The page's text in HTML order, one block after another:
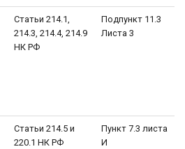
Статьи 214.1,
214.3, 214.4, 214.9
НК РФ
Подпункт 11.3
Листа 3
Статьи 214.5 и
220.1 НК РФ
Пункт 7.3 листа
И